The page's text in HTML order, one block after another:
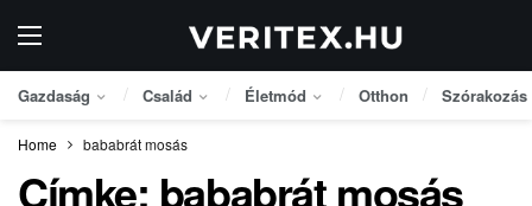
Gazdaság Család Életmód Otthon Szórakozás
Home bababrát mosás
Címke: bababrát mosás